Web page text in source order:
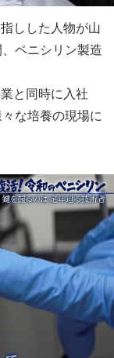
しした人物が山
ペニシリン製造
と同時に入社
な培養の現場に